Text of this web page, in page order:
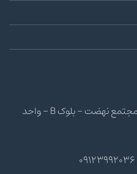
آدرس : سمنان - چهار راه ورزش - مجتمع نهضت - بلوک B - واحد